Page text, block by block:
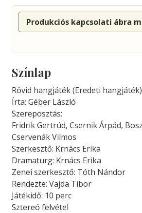
Produkciós kapcsolati ábra
Színlap
Rövid hangjáték (Eredeti hangjáték)
Írta: Géber László
Szereposztás:
Fridrik Gertrúd, Csernik Árpád,
Cservenák Vilmos
Szerkesztő: Krnács Erika
Dramaturg: Krnács Erika
Zenei szerkesztő: Tóth Nándor
Rendezte: Vajda Tibor
Játékidő: 10 perc
Sztereó felvétel